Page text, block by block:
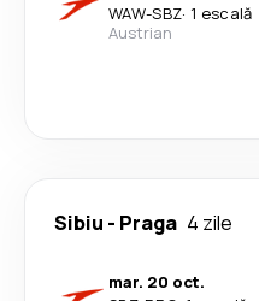
WAW-SBZ· 1 escală
Austrian
Sibiu - Praga 4 zile
mar. 20 oct.